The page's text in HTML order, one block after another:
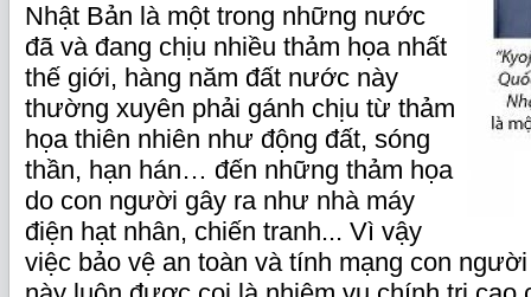
Nhật Bản là một trong những nước
đã và đang chịu nhiều thảm họa nhất
thế giới, hàng năm đất nước này
thường xuyên phải gánh chịu từ thảm
họa thiên nhiên như động đất, sóng
thần, hạn hán… đến những thảm họa
do con người gây ra như nhà máy
điện hạt nhân, chiến tranh... Vì vậy
việc bảo vệ an toàn và tính mạng con